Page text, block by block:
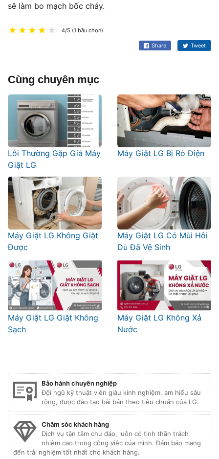
sẽ làm bo mạch bốc cháy.
4/5 (1 bầu chọn)
Share Tweet
Cùng chuyên mục
Lỗi Thường Gặp Giá Máy
Giặt LG
Máy Giặt LG Bị Rò Điện
Máy Giặt LG Không Giặt
Được
Máy Giặt LG Có Mùi Hôi
Dù Đã Vệ Sinh
Máy Giặt LG Giặt Không
Sạch
Máy Giặt LG Không Xả
Nước
Bảo hành chuyên nghiệp
Đội ngũ kỹ thuật viên giàu kinh nghiệm, am hiểu sâu
rộng, được đào tạo bài bản theo tiêu chuẩn của LG.
Chăm sóc khách hàng
Dịch vụ tận tâm chu đáo, luôn có tinh thần trách
nhiệm cao trong công việc của mình. Đảm bảo mang
đến trải nghiệm tốt nhất cho khách hàng.